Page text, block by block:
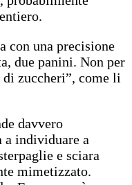
con una precisione
due panini. Non per
zuccheri”, come li
davvero
individuare a
e sciara
mimetizzato.